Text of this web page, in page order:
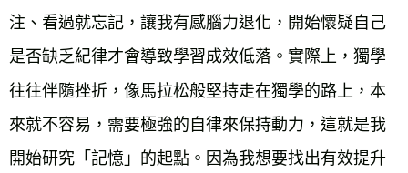
注、看過就忘記，讓我有感腦力退化，開始懷疑自己
是否缺乏紀律才會導致學習成效低落。實際上，獨學
往往伴隨挫折，像馬拉松般堅持走在獨學的路上，本
來就不容易，需要極強的自律來保持動力，這就是我
開始研究「記憶」的起點。因為我想要找出有效提升